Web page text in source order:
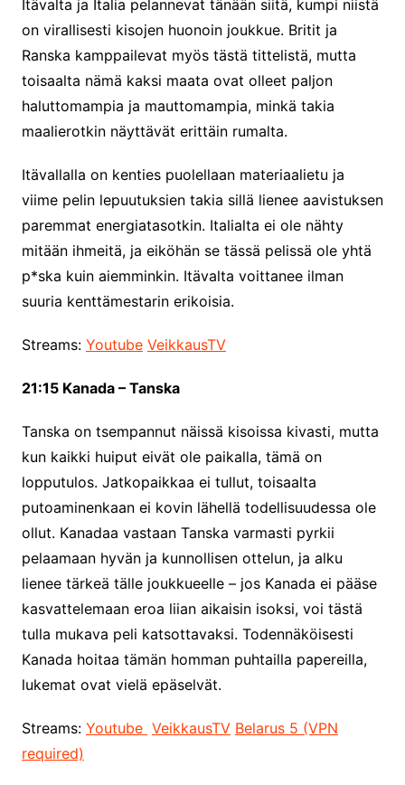
Itävalta ja Italia pelannevat tänään siitä, kumpi niistä
on virallisesti kisojen huonoin joukkue. Britit ja
Ranska kamppailevat myös tästä tittelistä, mutta
toisaalta nämä kaksi maata ovat olleet paljon
haluttomampia ja mauttomampia, minkä takia
maalierotkin näyttävät erittäin rumalta.
Itävallalla on kenties puolellaan materiaalietu ja
viime pelin lepuutuksien takia sillä lienee aavistuksen
paremmat energiatasotkin. Italialta ei ole nähty
mitään ihmeitä, ja eiköhän se tässä pelissä ole yhtä
p*ska kuin aiemminkin. Itävalta voittanee ilman
suuria kenttämestarin erikoisia.
Streams: Youtube VeikkausTV
21:15 Kanada – Tanska
Tanska on tsempannut näissä kisoissa kivasti, mutta
kun kaikki huiput eivät ole paikalla, tämä on
lopputulos. Jatkopaikkaa ei tullut, toisaalta
putoaminenkaan ei kovin lähellä todellisuudessa ole
ollut. Kanadaa vastaan Tanska varmasti pyrkii
pelaamaan hyvän ja kunnollisen ottelun, ja alku
lienee tärkeä tälle joukkueelle – jos Kanada ei pääse
kasvattelemaan eroa liian aikaisin isoksi, voi tästä
tulla mukava peli katsottavaksi. Todennäköisesti
Kanada hoitaa tämän homman puhtailla papereilla,
lukemat ovat vielä epäselvät.
Streams: Youtube VeikkausTV Belarus 5 (VPN
required)